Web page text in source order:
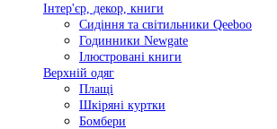
Інтер'єр, декор, книги
Сидіння та світильники Qeeboo
Годинники Newgate
Ілюстровані книги
Верхній одяг
Плащі
Шкіряні куртки
Бомбери